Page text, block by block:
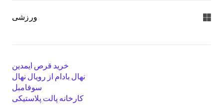
ورزشی
خرید قرص ایمدین
نهال بادام از رویال نهال
سوفامبل
کارخانه پالت پلاستیکی